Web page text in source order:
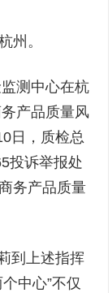
州。
测中心在杭
产品质量风
日，质检总
投诉举报处
务产品质量
到上述指挥
中心”不仅